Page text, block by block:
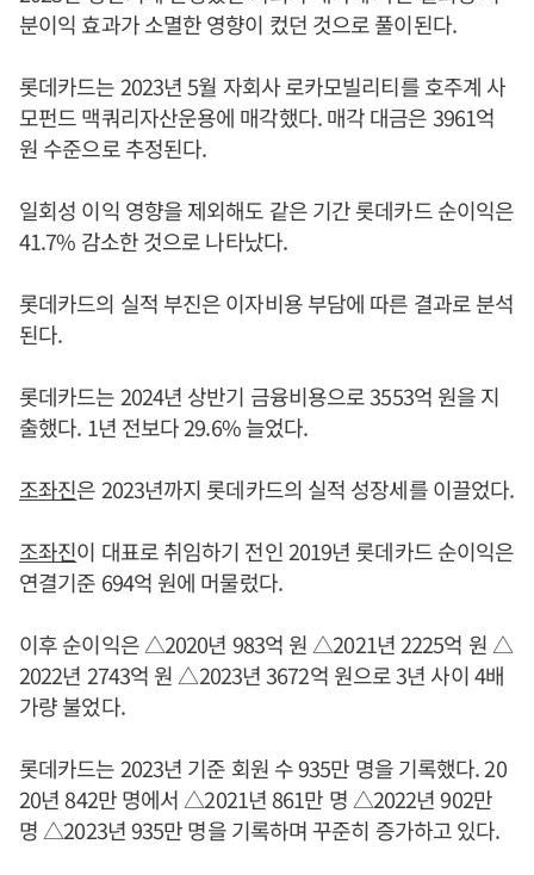
분이익 효과가 소멸한 영향이 컸던 것으로 풀이된다.
롯데카드는 2023년 5월 자회사 로카모빌리티를 호주계 사
모펀드 맥쿼리자산운용에 매각했다. 매각 대금은 3961억
원 수준으로 추정된다.
일회성 이익 영향을 제외해도 같은 기간 롯데카드 순이익은
41.7% 감소한 것으로 나타났다.
롯데카드의 실적 부진은 이자비용 부담에 따른 결과로 분석
된다.
롯데카드는 2024년 상반기 금융비용으로 3553억 원을 지
출했다. 1년 전보다 29.6% 늘었다.
조좌진은 2023년까지 롯데카드의 실적 성장세를 이끌었다.
조좌진이 대표로 취임하기 전인 2019년 롯데카드 순이익은
연결기준 694억 원에 머물렀다.
이후 순이익은 △2020년 983억 원 △2021년 2225억 원 △
2022년 2743억 원 △2023년 3672억 원으로 3년 사이 4배
가량 불었다.
롯데카드는 2023년 기준 회원 수 935만 명을 기록했다. 20
20년 842만 명에서 △2021년 861만 명 △2022년 902만
명 △2023년 935만 명을 기록하며 꾸준히 증가하고 있다.